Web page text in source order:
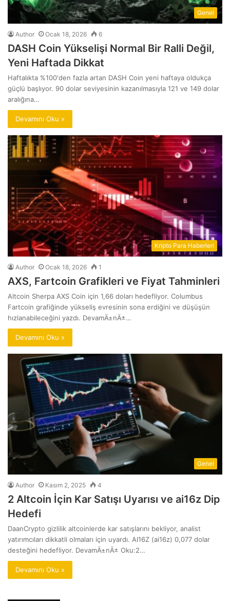
Genel
Author Ocak 18, 2026 6
DASH Coin Yükselişi Normal Bir Ralli Değil,
Yeni Haftada Dikkat
Haftalıkta %100'den fazla artan DASH Coin yeni haftaya oldukça
güçlü başlıyor. 90 dolar seviyesinin kazanılmasıyla 121 ve 149 dolar
aralığına…
Devamını Oku »
Kripto Para Haberleri
Author Ocak 18, 2026 1
AXS, Fartcoin Grafikleri ve Fiyat Tahminleri
Altcoin Sherpa AXS Coin için 1,66 doları hedefliyor. Columbus
Fartcoin grafiğinde yükseliş evresinin sona erdiğini ve düşüşün
hızlanabileceğini yazdı. DevamÄ±nÄ±…
Devamını Oku »
Genel
Author Kasım 2, 2025 4
2 Altcoin İçin Kar Satışı Uyarısı ve ai16z Dip
Hedefi
DaanCrypto gizlilik altcoinlerde kar satışlarını bekliyor, analist
yatırımcıları dikkatli olmaları için uyardı. AI16Z (ai16z) 0,077 dolar
desteğini hedefliyor. DevamÄ±nÄ± Oku:2…
Devamını Oku »